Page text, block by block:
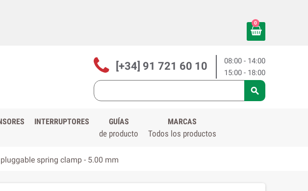
0
08:00 - 14:00
15:00 - 18:00
[+34] 91 721 60 10

INTERRUPTORES GUÍAS
de producto
MARCAS
Todos los productos
spring clamp - 5.00 mm